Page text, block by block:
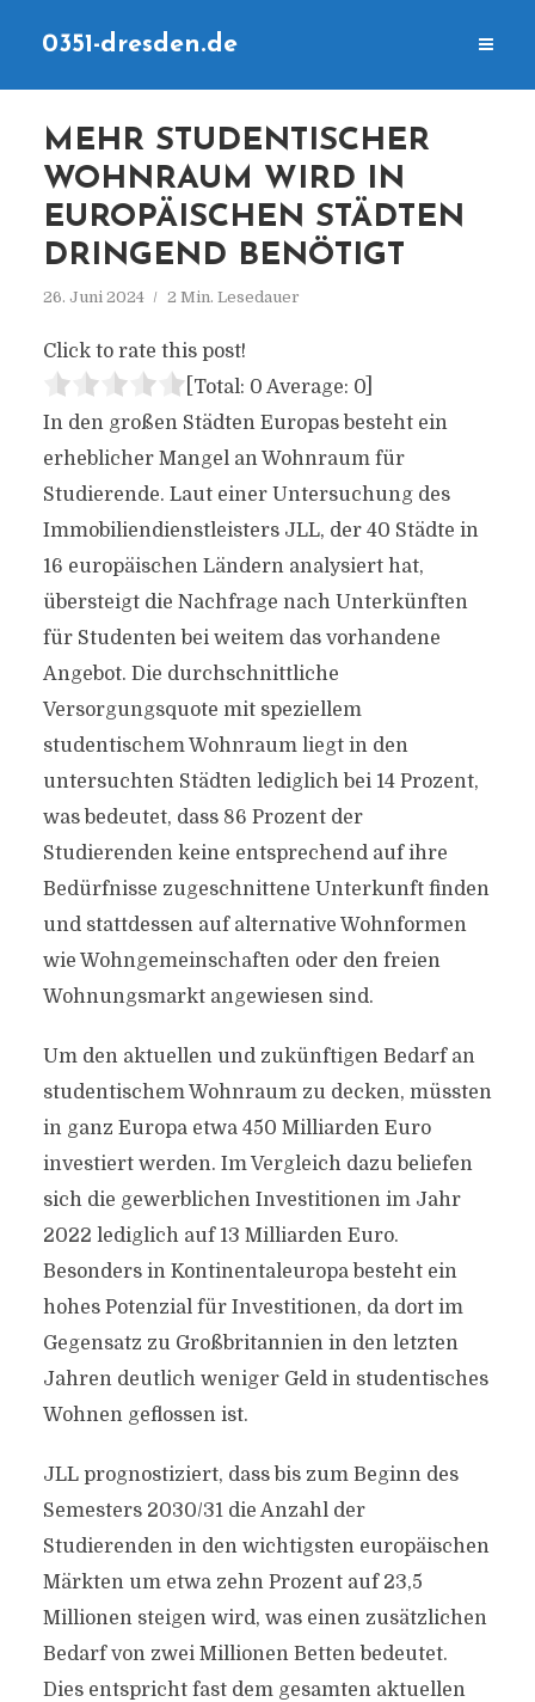
0351-dresden.de
MEHR STUDENTISCHER
WOHNRAUM WIRD IN
EUROPÄISCHEN STÄDTEN
DRINGEND BENÖTIGT
26. Juni 2024 2 Min. Lesedauer
Click to rate this post!
[Total: 0 Average: 0]
In den großen Städten Europas besteht ein
erheblicher Mangel an Wohnraum für
Studierende. Laut einer Untersuchung des
Immobiliendienstleisters JLL, der 40 Städte in
16 europäischen Ländern analysiert hat,
übersteigt die Nachfrage nach Unterkünften
für Studenten bei weitem das vorhandene
Angebot. Die durchschnittliche
Versorgungsquote mit speziellem
studentischem Wohnraum liegt in den
untersuchten Städten lediglich bei 14 Prozent,
was bedeutet, dass 86 Prozent der
Studierenden keine entsprechend auf ihre
Bedürfnisse zugeschnittene Unterkunft finden
und stattdessen auf alternative Wohnformen
wie Wohngemeinschaften oder den freien
Wohnungsmarkt angewiesen sind.
Um den aktuellen und zukünftigen Bedarf an
studentischem Wohnraum zu decken, müssten
in ganz Europa etwa 450 Milliarden Euro
investiert werden. Im Vergleich dazu beliefen
sich die gewerblichen Investitionen im Jahr
2022 lediglich auf 13 Milliarden Euro.
Besonders in Kontinentaleuropa besteht ein
hohes Potenzial für Investitionen, da dort im
Gegensatz zu Großbritannien in den letzten
Jahren deutlich weniger Geld in studentisches
Wohnen geflossen ist.
JLL prognostiziert, dass bis zum Beginn des
Semesters 2030/31 die Anzahl der
Studierenden in den wichtigsten europäischen
Märkten um etwa zehn Prozent auf 23,5
Millionen steigen wird, was einen zusätzlichen
Bedarf von zwei Millionen Betten bedeutet.
Dies entspricht fast dem gesamten aktuellen